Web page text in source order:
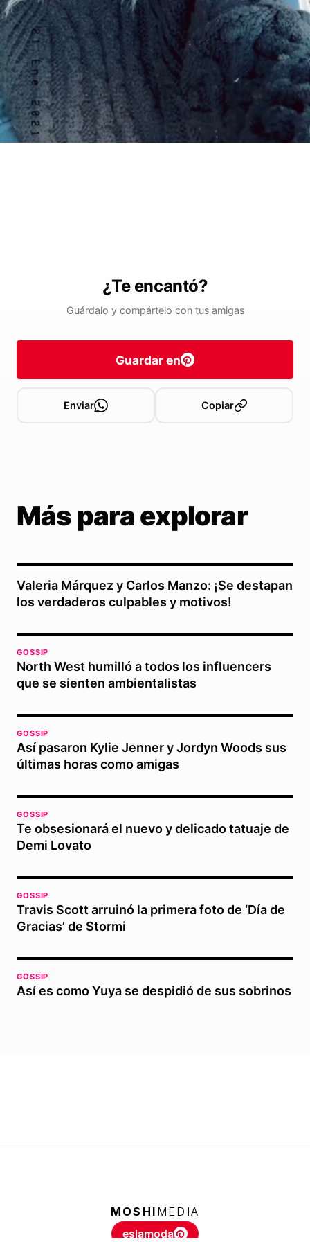
¿Te encantó?
Guárdalo y compártelo con tus amigas
Guardar en
Enviar Copiar
Más para explorar
Valeria Márquez y Carlos Manzo: ¡Se destapan
los verdaderos culpables y motivos!
GOSSIP
North West humilló a todos los influencers
que se sienten ambientalistas
GOSSIP
Así pasaron Kylie Jenner y Jordyn Woods sus
últimas horas como amigas
GOSSIP
Te obsesionará el nuevo y delicado tatuaje de
Demi Lovato
GOSSIP
Travis Scott arruinó la primera foto de ‘Día de
Gracias’ de Stormi
GOSSIP
Así es como Yuya se despidió de sus sobrinos
MOSHI MEDIA
eslamoda